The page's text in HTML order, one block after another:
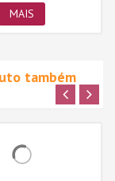
MAIS
também